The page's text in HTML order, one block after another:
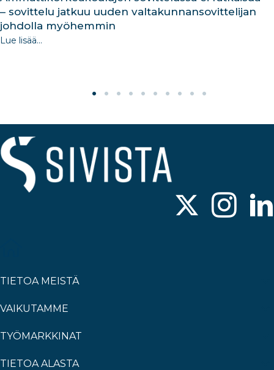
– sovittelu jatkuu uuden valtakunnansovittelijan
johdolla myöhemmin
Lue lisää...
TIETOA MEISTÄ
VAIKUTAMME
TYÖMARKKINAT
TIETOA ALASTA